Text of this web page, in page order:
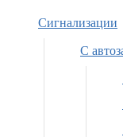
Сигнализации
С